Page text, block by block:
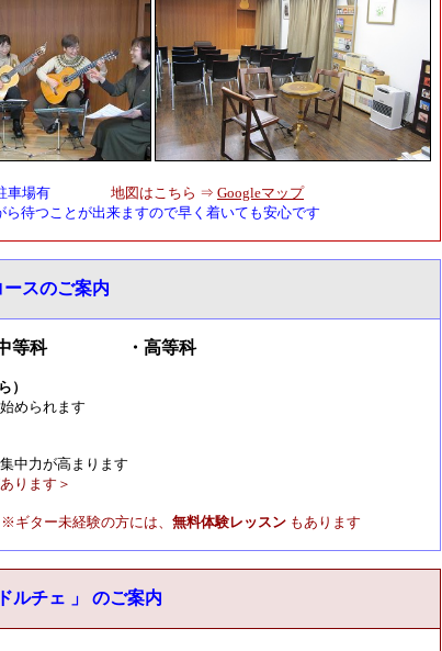
車場有 地図はこちら ⇒ Googleマップ
ら待つことが出来ますので早く着いても安心です
ースのご案内
等科 ・高等科
）
められます
力が高まります
ります＞
ギター未経験の方には、 無料体験レッスン もあります
ルチェ 」 のご案内